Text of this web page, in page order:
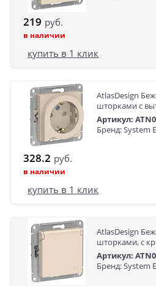
219 руб.
в наличии
купить в 1 клик
AtlasDesign
шторками с
Артикул:
Бренд: System
328.2 руб.
в наличии
купить в 1 клик
AtlasDesign
шторками, с
Артикул:
Бренд: System